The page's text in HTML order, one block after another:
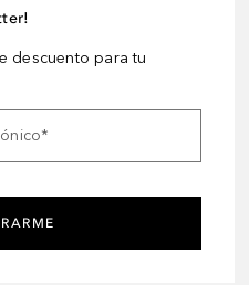
descuento para tu
*